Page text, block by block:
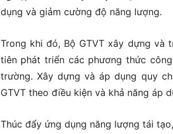
dụng và giảm cường độ năng lượng.
Trong khi đó, Bộ GTVT xây dựng và
tiên phát triển các phương thức
trường. Xây dựng và áp dụng quy
GTVT theo điều kiện và khả năng áp
Thúc đẩy ứng dụng năng lượng tái